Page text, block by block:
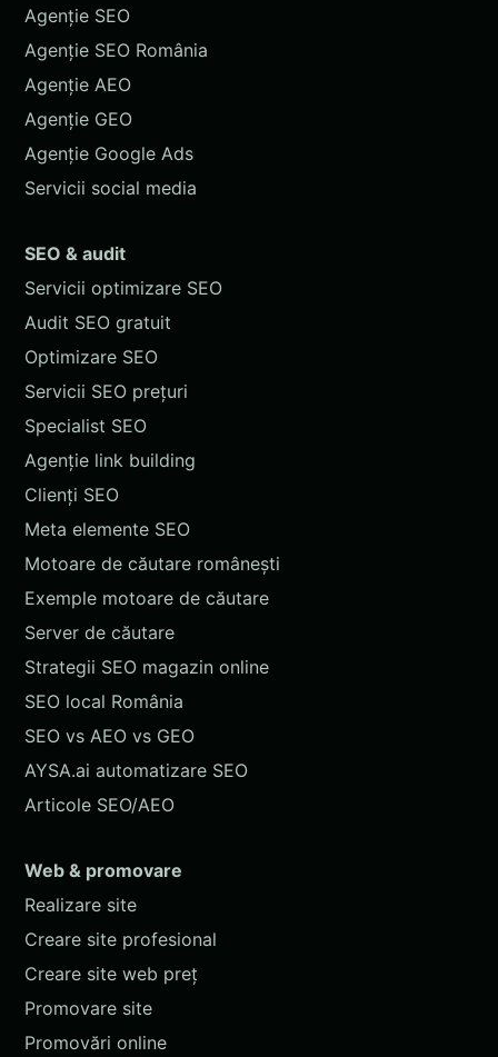
Agenție SEO
Agenție SEO România
Agenție AEO
Agenție GEO
Agenție Google Ads
Servicii social media
SEO & audit
Servicii optimizare SEO
Audit SEO gratuit
Optimizare SEO
Servicii SEO prețuri
Specialist SEO
Agenție link building
Clienți SEO
Meta elemente SEO
Motoare de căutare românești
Exemple motoare de căutare
Server de căutare
Strategii SEO magazin online
SEO local România
SEO vs AEO vs GEO
AYSA.ai automatizare SEO
Articole SEO/AEO
Web & promovare
Realizare site
Creare site profesional
Creare site web preț
Promovare site
Promovări online